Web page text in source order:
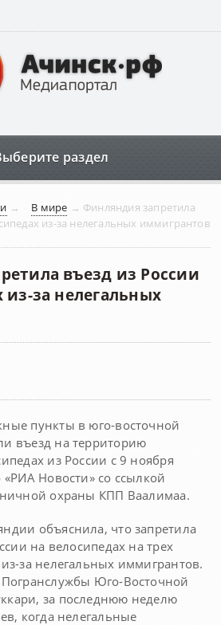
раздел
→ В мире → Финляндия запретила
из-за нелегальных иммигрантов
въезд из России
из-за нелегальных
пункты в юго-восточной
въезд на территорию
из России с 9 ноября
Новости» со ссылкой
охраны КПП Ваалимаа.
объяснила, что запретила
на велосипедах на трех
за нелегальных иммигрантов.
Юго-Восточной
за последнюю неделю
когда нелегальные